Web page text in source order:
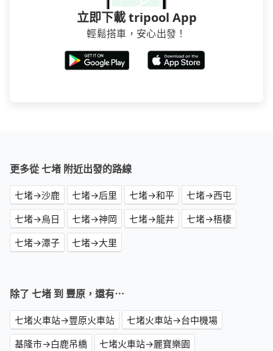
立即下載 tripool App
輕鬆搭車，安心出發！
更多從 七堵 附近出發的路線
七堵→沙鹿 七堵→后里 七堵→和平
七堵→西屯
七堵→烏日
七堵→神岡 七堵→龍井
七堵→梧棲
七堵→潭子
七堵→大里
除了 七堵 到 豐原，還有⋯
七堵火車站→豐原火車站
七堵火車站→台中機場
基隆市→白鹿吊橋
七堵火車站→麗寶樂園